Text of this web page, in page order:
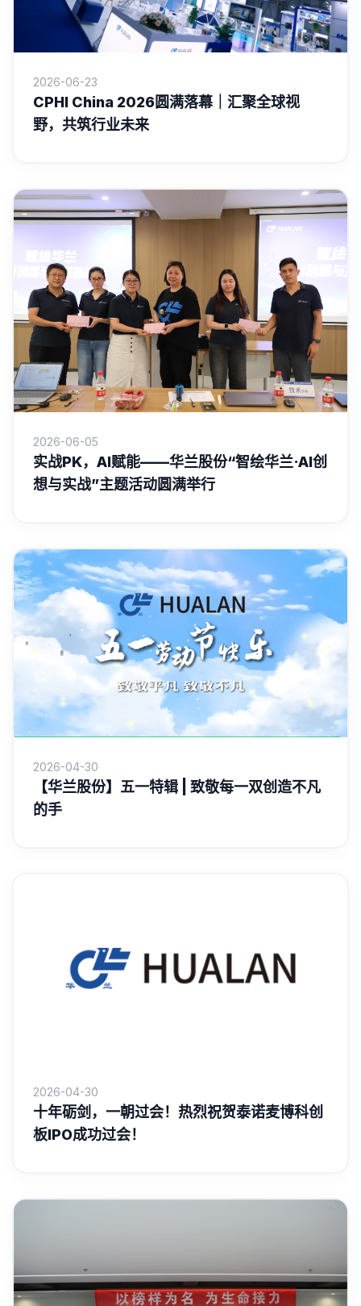
2026-06-23
CPHI China 2026圆满落幕｜汇聚全球视
野，共筑行业未来
2026-06-05
实战PK，AI赋能——华兰股份“智绘华兰·AI创
想与实战”主题活动圆满举行
2026-04-30
【华兰股份】五一特辑 | 致敬每一双创造不凡
的手
2026-04-30
十年砺剑，一朝过会！热烈祝贺泰诺麦博科创
板IPO成功过会！